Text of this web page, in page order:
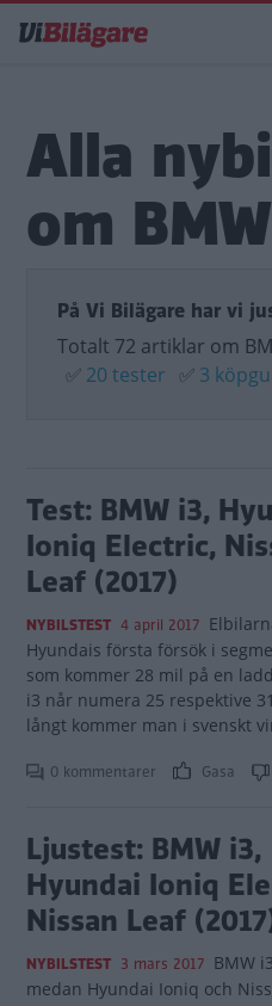
till
Alla
om
På Vi Bilägare har vi
Totalt 72 artiklar om
✅ 20 tester ✅ 3
Test: BMW i3,
Ioniq Electric,
Leaf (2017)
NYBILSTEST 4 april 2017
Hyundais första försök i
som kommer 28 mil på en
i3 når numera 25 respektive
långt kommer man i svenskt
0 kommentarer Gasa
Ljustest: BMW i3,
Hyundai Ioniq
Nissan Leaf
NYBILSTEST 3 mars 2017 BMW
medan Hyundai Ioniq och